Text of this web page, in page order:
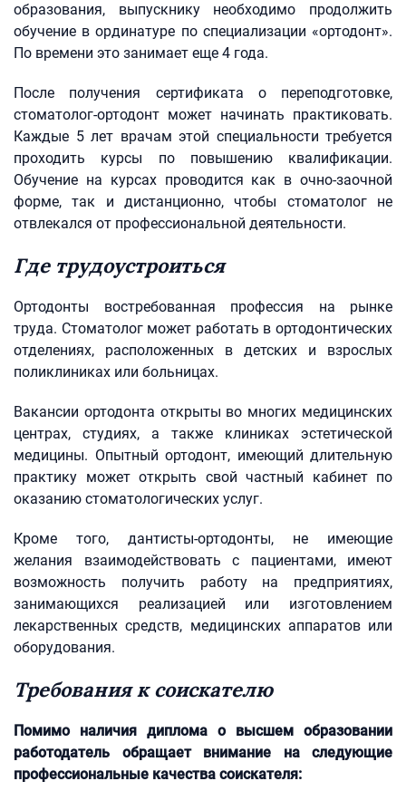
образования, выпускнику необходимо продолжить
обучение в ординатуре по специализации «ортодонт».
По времени это занимает еще 4 года.
После получения сертификата о переподготовке,
стоматолог-ортодонт может начинать практиковать.
Каждые 5 лет врачам этой специальности требуется
проходить курсы по повышению квалификации.
Обучение на курсах проводится как в очно-заочной
форме, так и дистанционно, чтобы стоматолог не
отвлекался от профессиональной деятельности.
Где трудоустроиться
Ортодонты востребованная профессия на рынке
труда. Стоматолог может работать в ортодонтических
отделениях, расположенных в детских и взрослых
поликлиниках или больницах.
Вакансии ортодонта открыты во многих медицинских
центрах, студиях, а также клиниках эстетической
медицины. Опытный ортодонт, имеющий длительную
практику может открыть свой частный кабинет по
оказанию стоматологических услуг.
Кроме того, дантисты-ортодонты, не имеющие
желания взаимодействовать с пациентами, имеют
возможность получить работу на предприятиях,
занимающихся реализацией или изготовлением
лекарственных средств, медицинских аппаратов или
оборудования.
Требования к соискателю
Помимо наличия диплома о высшем образовании
работодатель обращает внимание на следующие
профессиональные качества соискателя: